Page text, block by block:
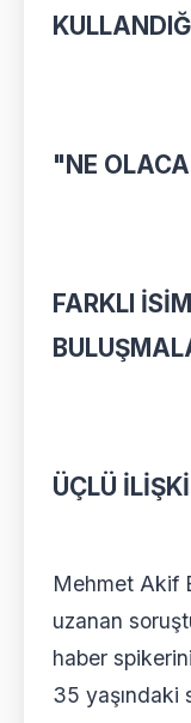
"NE
FARKLI
ÜÇLÜ
Mehmet Akif
uzanan
haber
35 yaşındaki